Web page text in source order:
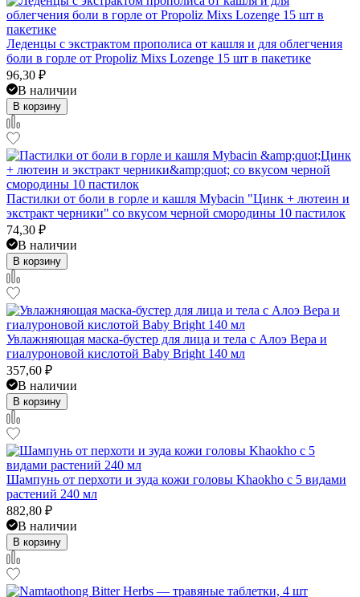
Леденцы с экстрактом прополиса от кашля и для облегчения
боли в горле от Propoliz Mixs Lozenge 15 шт в пакетике
96,30 ₽
В наличии
В корзину
Пастилки от боли в горле и кашля Mybacin "Цинк + лютеин и
экстракт черники" со вкусом черной смородины 10 пастилок
74,30 ₽
В наличии
В корзину
Увлажняющая маска-бустер для лица и тела с Алоэ Вера и
гиалуроновой кислотой Baby Bright 140 мл
357,60 ₽
В наличии
В корзину
Шампунь от перхоти и зуда кожи головы Khaokho с 5 видами
растений 240 мл
882,80 ₽
В наличии
В корзину